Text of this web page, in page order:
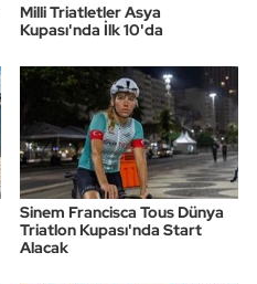
Milli Triatletler Asya
Kupası'nda İlk 10'da
Sinem Francisca Tous Dünya
Triatlon Kupası'nda Start
Alacak